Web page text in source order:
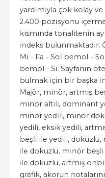
yardımıyla çok kolay
2.400 pozisyonu
kısmında tonalitenin
indeks
Mi - Fa - Sol bemol -
bemol - Si. Sayfanın
bulmak için bir başka
Majör, minör, artmış
minör altılı, dominant
minör yedili, minör
yedili, eksik yedili,
beşli ile yedili, dokuzlu,
ile dokuzlu, minör
ile dokuzlu, artmış
grafik, akorun